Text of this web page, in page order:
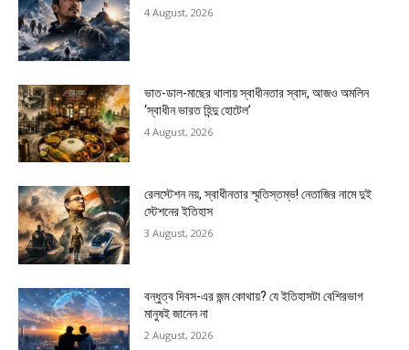
4 August, 2026
ভাত-ডাল-মাছের থালায় স্বাধীনতার স্বাদ, আজও অমলিন
‘স্বাধীন ভারত হিন্দু হোটেল’
4 August, 2026
রেলস্টেশন নয়, স্বাধীনতার স্মৃতিস্তম্ভ! নেতাজির নামে দুই
স্টেশনের ইতিহাস
3 August, 2026
বন্ধুত্ব দিবস-এর জন্ম কোথায়? যে ইতিহাসটা বেশিরভাগ
মানুষই জানেন না
2 August, 2026